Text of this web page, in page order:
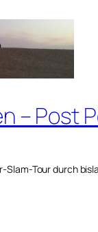
– Post
Tour durch